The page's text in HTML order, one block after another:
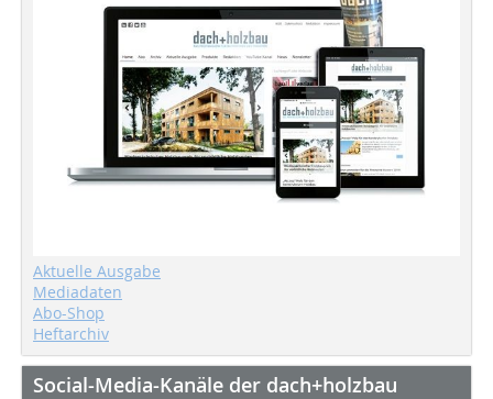
Aktuelle Ausgabe
Mediadaten
Abo-Shop
Heftarchiv
Social-Media-Kanäle der dach+holzbau